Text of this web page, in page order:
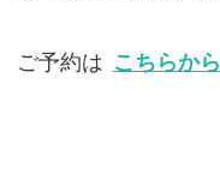
ご予約は こちらから